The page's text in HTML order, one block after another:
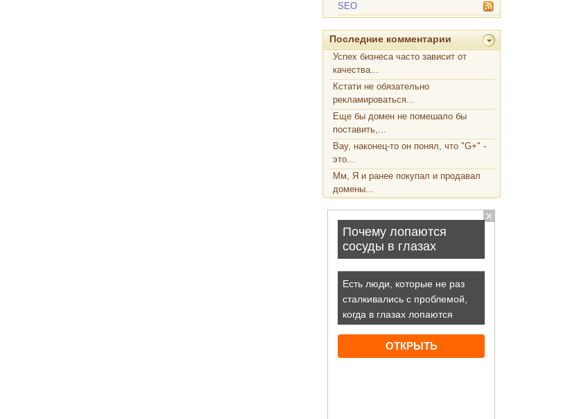
SEO
Последние комментарии
Успех бизнеса часто зависит от
качества...
Кстати не обязательно
рекламироваться...
Еще бы домен не помешало бы
поставить,...
Вау, наконец-то он понял, что "G+" -
это...
Мм, Я и ранее покупал и продавал
домены...